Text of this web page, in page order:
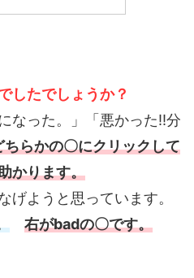
したでしょうか？
なった。」「悪かった!!分
ちらかの〇にクリックして
かります。
げようと思っています。
右がbadの〇です。